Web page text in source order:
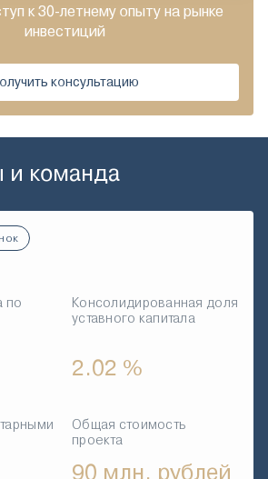
к 30-летнему опыту на рынке
инвестиций
консультацию
и команда
по
Консолидированная доля
уставного капитала
2.02 %
Общая стоимость
проекта
90 млн. рублей